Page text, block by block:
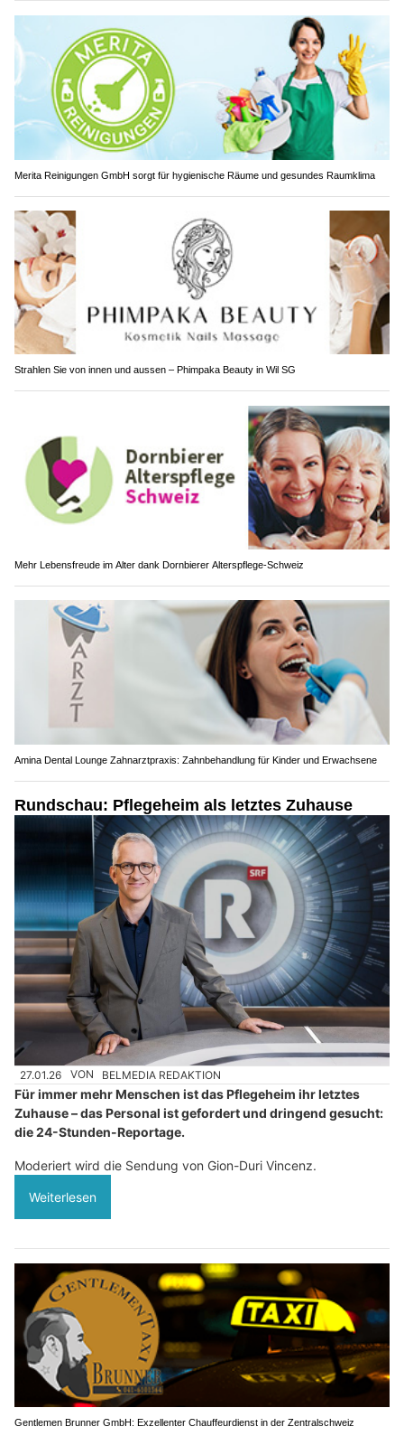
Merita Reinigungen GmbH sorgt für hygienische Räume und gesundes Raumklima
Strahlen Sie von innen und aussen – Phimpaka Beauty in Wil SG
Mehr Lebensfreude im Alter dank Dornbierer Alterspflege-Schweiz
Amina Dental Lounge Zahnarztpraxis: Zahnbehandlung für Kinder und Erwachsene
Rundschau: Pflegeheim als letztes Zuhause
27.01.26 VON BELMEDIA REDAKTION
Für immer mehr Menschen ist das Pflegeheim ihr letztes
Zuhause – das Personal ist gefordert und dringend gesucht:
die 24-Stunden-Reportage.
Moderiert wird die Sendung von Gion-Duri Vincenz.
Weiterlesen
Gentlemen Brunner GmbH: Exzellenter Chauffeurdienst in der Zentralschweiz